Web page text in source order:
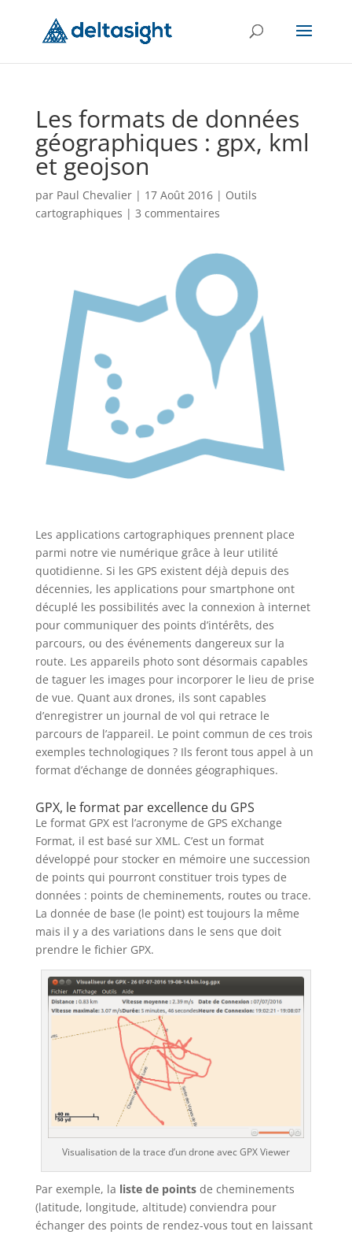
Les formats de données
géographiques : gpx, kml
et geojson
par Paul Chevalier| 17 Août 2016| Outils
cartographiques | 3 commentaires
Les applications cartographiques prennent place
parmi notre vie numérique grâce à leur utilité
quotidienne. Si les GPS existent déjà depuis des
décennies, les applications pour smartphone ont
décuplé les possibilités avec la connexion à internet
pour communiquer des points d’intérêts, des
parcours, ou des événements dangereux sur la
route. Les appareils photo sont désormais capables
de taguer les images pour incorporer le lieu de prise
de vue. Quant aux drones, ils sont capables
d’enregistrer un journal de vol qui retrace le
parcours de l’appareil. Le point commun de ces trois
exemples technologiques ? Ils feront tous appel à un
format d’échange de données géographiques.
GPX, le format par excellence du GPS
Le format GPX est l’acronyme de GPS eXchange
Format, il est basé sur XML. C’est un format
développé pour stocker en mémoire une succession
de points qui pourront constituer trois types de
données : points de cheminements, routes ou trace.
La donnée de base (le point) est toujours la même
mais il y a des variations dans le sens que doit
prendre le fichier GPX.
Visualisation de la trace d’un drone avec GPX Viewer
Par exemple, la liste de pointsde cheminements
(latitude, longitude, altitude) conviendra pour
échanger des points de rendez-vous tout en laissant